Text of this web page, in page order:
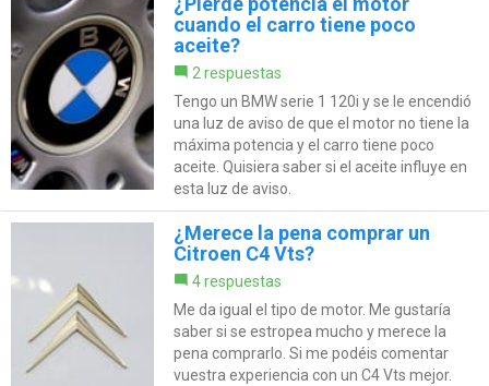
cuando el carro tiene poco
aceite?
2 respuestas
Tengo un BMW serie 1 120i y se le encendió
una luz de aviso de que el motor no tiene la
máxima potencia y el carro tiene poco
aceite. Quisiera saber si el aceite influye en
esta luz de aviso.
¿Merece la pena comprar un
Citroen C4 Vts?
4 respuestas
Me da igual el tipo de motor. Me gustaría
saber si se estropea mucho y merece la
pena comprarlo. Si me podéis comentar
vuestra experiencia con un C4 Vts mejor.